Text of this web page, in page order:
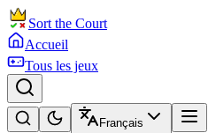
Sort the Court
Accueil
Tous les jeux
Français